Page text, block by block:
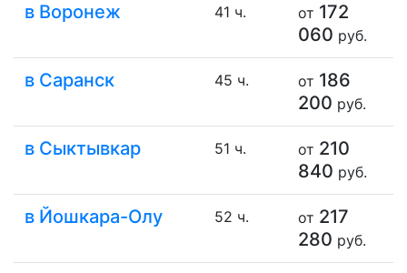
в Воронеж 41 ч. от 172
060 руб.
в Саранск 45 ч. от 186
200 руб.
в Сыктывкар 51 ч. от 210
840 руб.
в Йошкара-Олу 52 ч. от 217
280 руб.